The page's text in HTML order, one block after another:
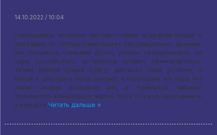
14.10.2022 / 10:04
Расписывать историю противостояния «Газпром-Югры» с
соседями из «Югры-Самотлора» бессмысленно: дружим,
как говорится, семьями. Долго, упорно, принципиально. На
заре российского волейбола гремел Нижневартовск,
затем долгое время Сургут диктовал свои условия, а
порой и диктовать было некому, в последние же пару лет
наши соседи обходили нас в турнирной таблице.
Значимость конкретного матча тоже сложно переоценить:
у каждого Читать дальше »